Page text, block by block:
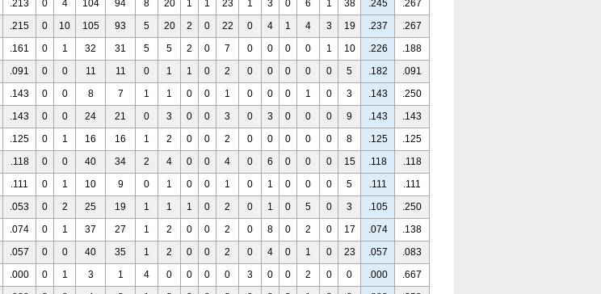
.213 0 4 104 94 8 20 1 1 23 1 3 0 6 1 38 .245
.267
.215 0 10 105 93 5 20 2 0 22 0 4 1 4 3 19 .237
.267
.161 0 1 32 31 5 5 2 0 7 0 0 0 0 1 10 .226
.188
.091 0 0 11 11 0 1 1 0 2 0 0 0 0 0 5 .182
.091
.143 0 0 8 7 1 1 0 0 1 0 0 0 1 0 3 .143
.250
.143 0 0 24 21 0 3 0 0 3 0 3 0 0 0 9 .143
.143
.125 0 1 16 16 1 2 0 0 2 0 0 0 0 0 8 .125
.125
.118 0 0 40 34 2 4 0 0 4 0 6 0 0 0 15 .118
.118
.111 0 1 10 9 0 1 0 0 1 0 1 0 0 0 5 .111
.111
.053 0 2 25 19 1 1 1 0 2 0 1 0 5 0 3 .105
.250
.074 0 1 37 27 1 2 0 0 2 0 8 0 2 0 17 .074
.138
.057 0 0 40 35 1 2 0 0 2 0 4 0 1 0 23 .057
.083
.000 0 1 3 1 4 0 0 0 0 3 0 0 2 0 0 .000
.667